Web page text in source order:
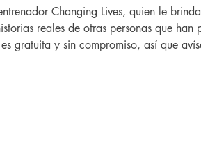
reales de otras personas que han
gratuita y sin compromiso, así que